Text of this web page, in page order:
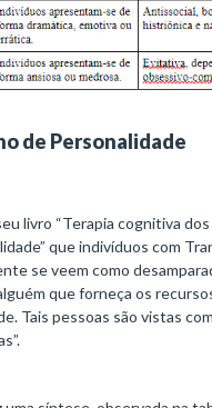
de Personalidade
livro “Terapia cognitiva dos
que indivíduos com
se veem como
que forneça os
Tais pessoas são vistas